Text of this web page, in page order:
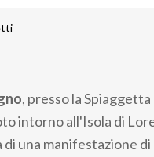
, presso la
intorno all'Isola di
una manifestazione